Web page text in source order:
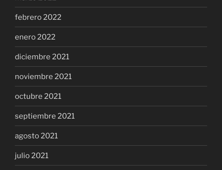
febrero 2022
enero 2022
diciembre 2021
noviembre 2021
octubre 2021
septiembre 2021
agosto 2021
julio 2021